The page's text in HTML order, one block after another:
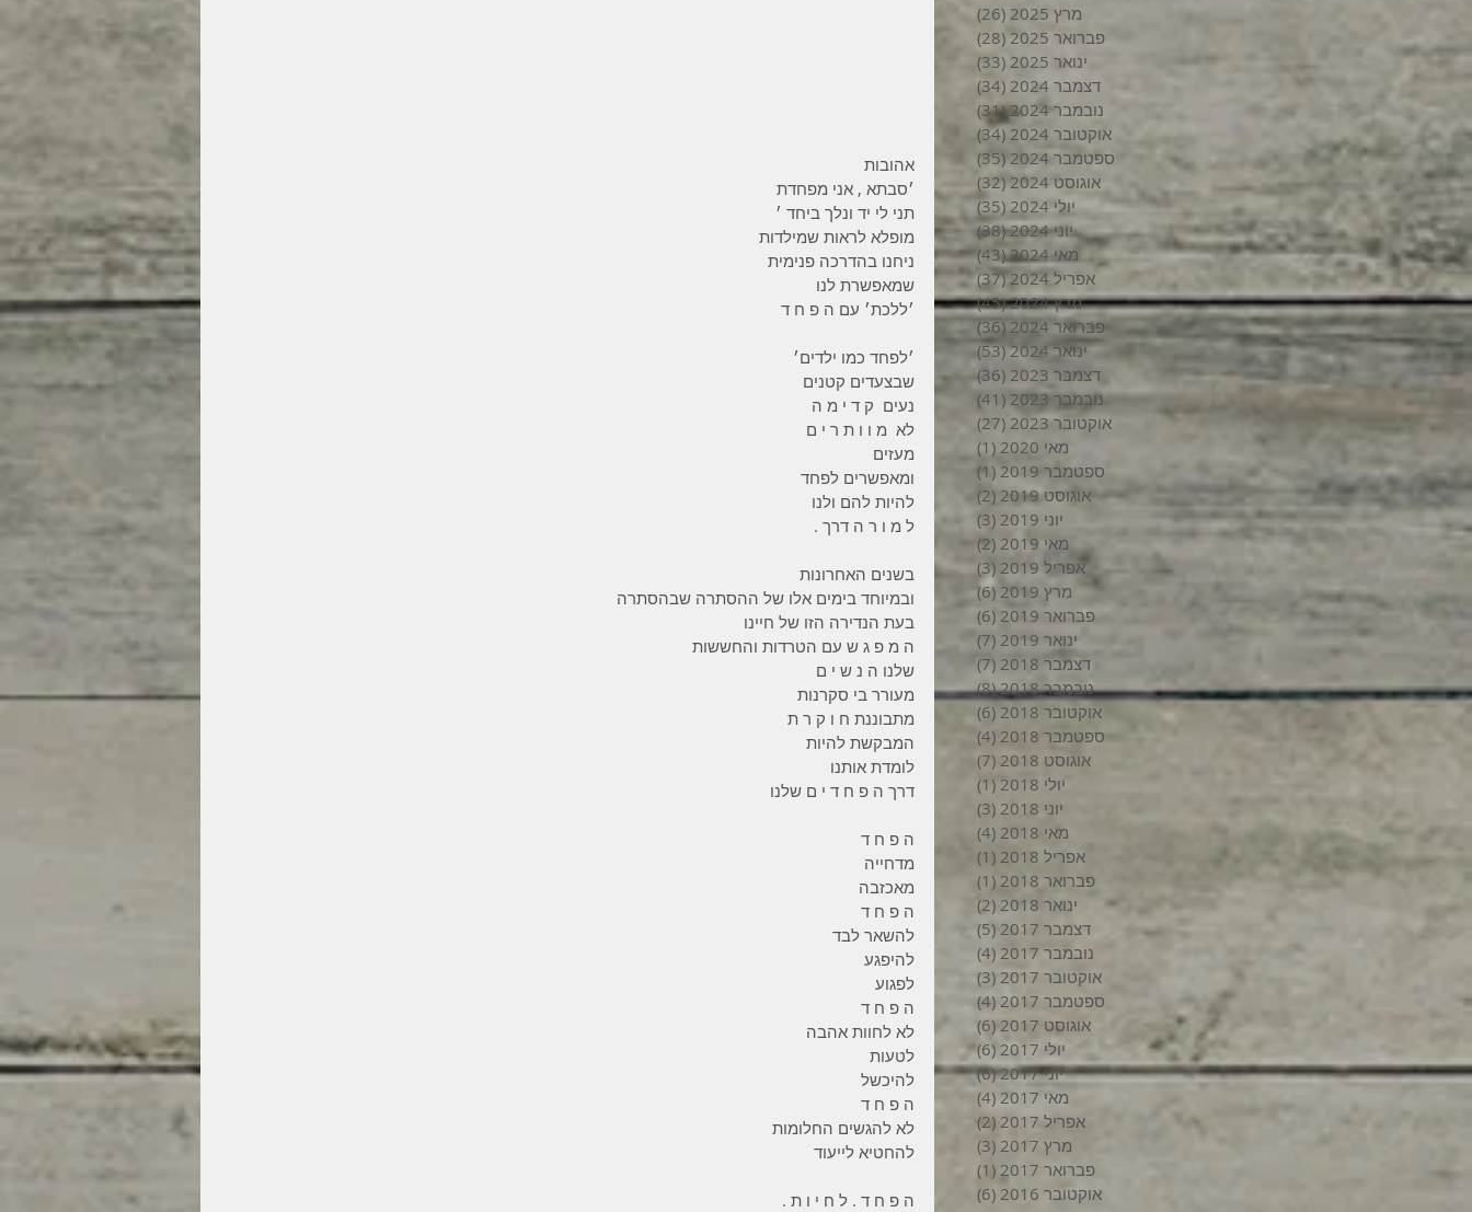
אהובות
׳סבתא , אני מפחדת
תני לי יד ונלך ביחד ׳
מופלא לראות שמילדות
ניחנו בהדרכה פנימית
שמאפשרת לנו
׳ללכת׳ עם ה פ ח ד
׳לפחד כמו ילדים׳
שבצעדים קטנים
נעים  ק ד י מ ה
לא  מ ו ו ת ר י ם
מעזים
ומאפשרים לפחד
להיות להם ולנו
ל מ ו ר ה דרך .
בשנים האחרונות
ובמיוחד בימים אלו של ההסתרה שבהסתרה
בעת הנדירה הזו של חיינו
ה מ פ ג ש עם הטרדות והחששות
שלנו ה נ ש י ם
מעורר בי סקרנות
מתבוננת ח ו ק ר ת
המבקשת להיות
לומדת אותנו
דרך ה פ ח ד י ם שלנו
ה פ ח ד
מדחייה
מאכזבה
ה פ ח ד
להשאר לבד
להיפגע
לפגוע
ה פ ח ד
לא לחוות אהבה
לטעות
להיכשל
ה פ ח ד
לא להגשים החלומות
להחטיא לייעוד
ה פ ח ד . ל ח י ו ת .
מרץ 2025 (26)
פברואר 2025
(28)
ינואר 2025
(33)
דצמבר 2024
(34)
נובמבר 2024
(31)
אוקטובר 2024
(34)
ספטמבר 2024
(35)
אוגוסט 2024
(32)
יולי 2024
(35)
35 פוסטים
יוני 2024
(38)
38 פוסטים
מאי 2024
(43)
43 פוסטים
אפריל 2024
(37)
37 פוסטים
מרץ 2024
(45)
45 פוסטים
פברואר 2024
(36)
36 פוסטים
ינואר 2024
(53)
דצמבר 2023
(36)
36 פוסטים
נובמבר 2023
(41)
אוקטובר 2023
(27)
מאי 2020
(1)
ספטמבר 2019
(1)
אוגוסט 2019
(2)
יוני 2019
(3)
מאי 2019
(2)
2 פוסטים
אפריל 2019
(3)
מרץ 2019
(6)
6 פוסטים
פברואר 2019
(6)
ינואר 2019
(7)
דצמבר 2018
(7)
נובמבר 2018
(8)
8 פוסטים
אוקטובר 2018
(6)
ספטמבר 2018
(4)
אוגוסט 2018
(7)
יולי 2018
(1)
יוני 2018
(3)
מאי 2018
(4)
אפריל 2018
(1)
פברואר 2018
(1)
ינואר 2018
(2)
דצמבר 2017
(5)
נובמבר 2017
(4)
אוקטובר 2017
(3)
ספטמבר 2017
(4)
אוגוסט 2017
(6)
יולי 2017
(6)
6 פוסטים
יוני 2017
(6)
6 פוסטים
מאי 2017
(4)
4 פוסטים
אפריל 2017
(2)
מרץ 2017
(3)
פברואר 2017
(1)
אוקטובר 2016
(6)